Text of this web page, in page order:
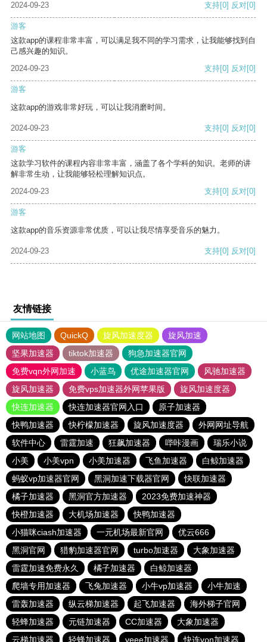
2024-09-23 支持[0] 反对[0]
游客
这款app的课程非常丰富，可以满足我不同的学习需求，让我能够找到自
己感兴趣的知识。
2024-09-23
支持[0] 反对[0]
游客
这款app的游戏非常好玩，可以让我消磨时间。
2024-09-23 支持[0] 反对[0]
游客
这款学习软件的课程内容非常丰富，涵盖了各个学科的知识。老师的讲
解非常生动，让我能够轻松理解知识点。
2024-09-23
支持[0] 反对[0]
游客
这款app的音乐资源非常优质，可以让我尽情享受音乐的魅力。
2024-09-23 支持[0] 反对[0]
友情链接
网站地图 QuickQ 旋风加速度器
旋风加速
坚果加速器
tiktok加速器
狗急加速器官网
免费vqn外网加速
小蓝鸟 优途加速器官网
风驰加速器
旋风加速器
免费vps加速器外网苹果版
旋风加速度器
快连加速器
快连加速器官网入口
原子加速器
快鸭加速器
快柠檬加速器 旋风加速度器
外网网址导航
软件中心
雷霆加速 狂飙加速器 哔咔漫画
瑞乐小说
小美
小美vpn 小美加速器 飞鱼加速器
白鲸加速器
蚂蚁vp加速器官网
黑洞加速下载器官网
快联加速器
橘子加速器
黑洞官方加速器
2023免费加速神器
快橙加速器
大机场加速器
快鸭加速器
小猫咪ciash加速器
一元机场最新官网
优云666
黑洞官网
猎豹加速器官网 turbo加速器
大象加速器
雷霆加速免费永久
橘子加速器
白鲸加速器
爬墙专用加速器
飞兔加速器 小牛vp加速器
小牛加速
雷轰加速器
纵云梯加速器 起飞加速器
海外梯子官网
轻蜂加速器
元链加速器 CC加速器
大象加速器
云梯加速器
轻蜂加速器 veee加速器 快连vρn加速器